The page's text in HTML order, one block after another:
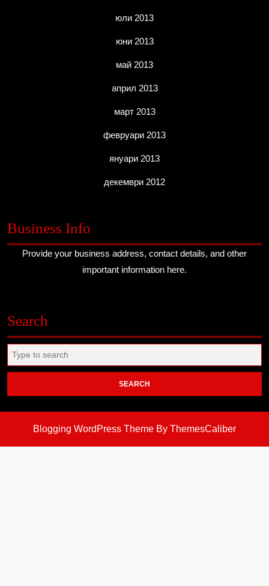
юли 2013
юни 2013
май 2013
април 2013
март 2013
февруари 2013
януари 2013
декември 2012
Business Info
Provide your business address, contact details, and other
important information here.
Search
for:
Blogging WordPress Theme By ThemesCaliber